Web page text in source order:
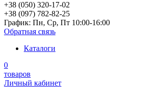
+38 (050) 320-17-02
+38 (097) 782-82-25
График: Пн, Ср, Пт 10:00-16:00
Обратная связь
Каталоги
0
товаров
Личный кабинет